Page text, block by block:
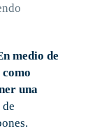
medio de
una